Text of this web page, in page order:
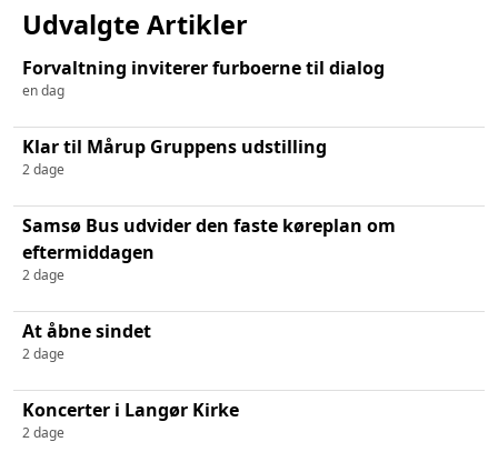
Udvalgte Artikler
Forvaltning inviterer furboerne til dialog
en dag
Klar til Mårup Gruppens udstilling
2 dage
Samsø Bus udvider den faste køreplan om
eftermiddagen
2 dage
At åbne sindet
2 dage
Koncerter i Langør Kirke
2 dage